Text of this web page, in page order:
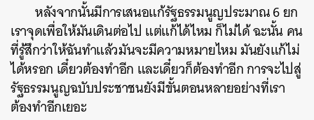
หลังจากนั้นมีการเสนอแก้รัฐธรรมนูญประมาณ 6 ยก
เราจุดเพื่อให้มันเดินต่อไป แต่แก้ได้ไหม ก็ไม่ได้ ฉะนั้น คน
ที่รู้สึกว่าให้ฉันทำแล้วมันจะมีความหมายไหม มันยังแก้ไม่
ได้หรอก เดี๋ยวต้องทำอีก และเดี๋ยวก็ต้องทำอีก การจะไปสู่
รัฐธรรมนูญฉบับประชาชนยังมีขั้นตอนหลายอย่างที่เรา
ต้องทำอีกเยอะ